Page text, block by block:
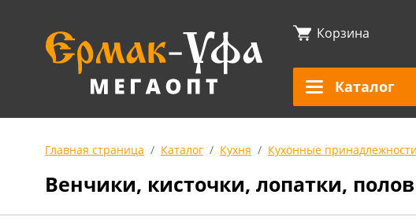
Корзина
Каталог
Главная страница Каталог Кухня Кухонные принадлежности
Венчики, кисточки, лопатки,